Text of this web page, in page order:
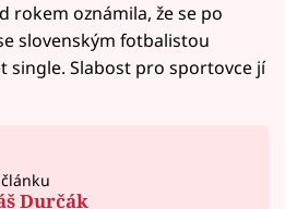
rokem oznámila, že se po
slovenským fotbalistou
single. Slabost pro sportovce jí
Durčák